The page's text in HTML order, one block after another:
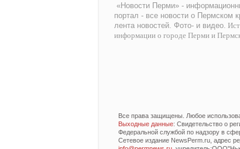
«Новости Перми» -
портал - все новости о Пермском
лента новостей. Фото- и видео.
информации о городе Перми и
Все права защищены. Любое
Выходные данные: Свидетельство о
Федеральной службой по надзору в
Сетевое издание NewsPerm.ru, адрес